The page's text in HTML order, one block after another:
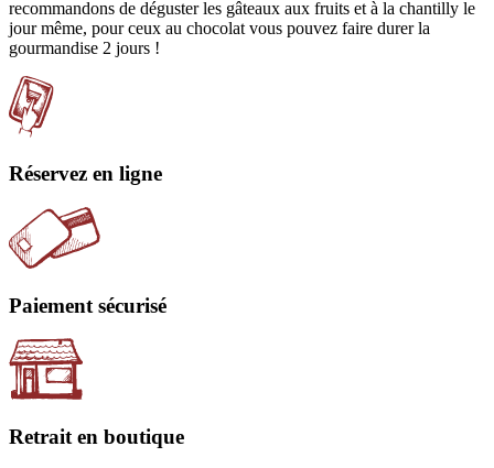
recommandons de déguster les gâteaux aux fruits et à la chantilly le
jour même, pour ceux au chocolat vous pouvez faire durer la
gourmandise 2 jours !
Réservez en ligne
Paiement sécurisé
Retrait en boutique